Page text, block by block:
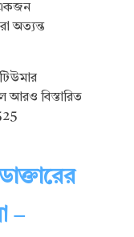
একজন
অত্যন্ত
আরও বিস্তারিত
–